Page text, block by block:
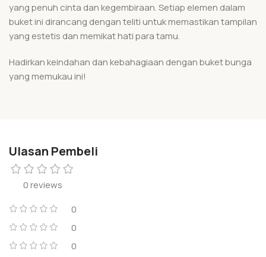
yang penuh cinta dan kegembiraan. Setiap elemen dalam
buket ini dirancang dengan teliti untuk memastikan tampilan
yang estetis dan memikat hati para tamu.
Hadirkan keindahan dan kebahagiaan dengan buket bunga
yang memukau ini!
Ulasan Pembeli
0 reviews
0
0
0